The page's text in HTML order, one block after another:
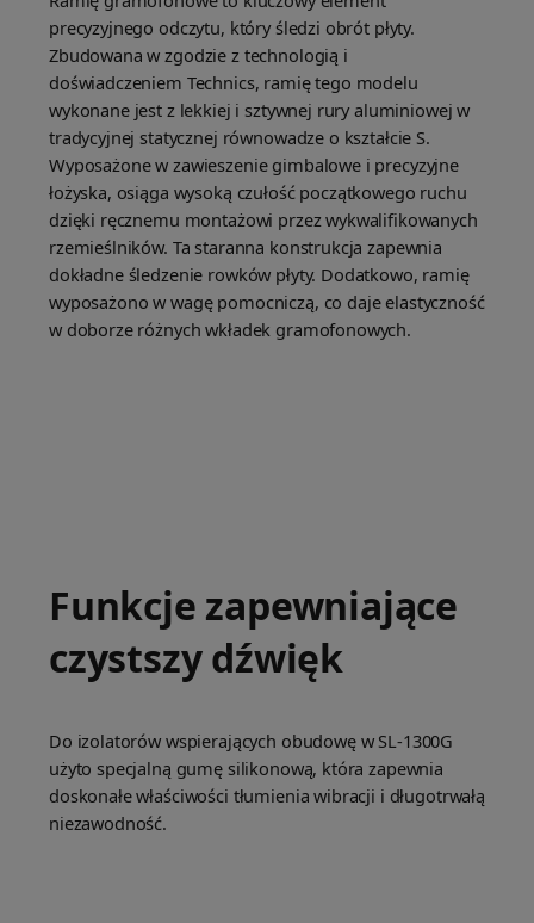
precyzyjnego odczytu, który śledzi obrót płyty.
Zbudowana w zgodzie z technologią i
doświadczeniem Technics, ramię tego modelu
wykonane jest z lekkiej i sztywnej rury aluminiowej w
tradycyjnej statycznej równowadze o kształcie S.
Wyposażone w zawieszenie gimbalowe i precyzyjne
łożyska, osiąga wysoką czułość początkowego ruchu
dzięki ręcznemu montażowi przez wykwalifikowanych
rzemieślników. Ta staranna konstrukcja zapewnia
dokładne śledzenie rowków płyty. Dodatkowo, ramię
wyposażono w wagę pomocniczą, co daje elastyczność
w doborze różnych wkładek gramofonowych.
Funkcje zapewniające
czystszy dźwięk
Do izolatorów wspierających obudowę w SL-1300G
użyto specjalną gumę silikonową, która zapewnia
doskonałe właściwości tłumienia wibracji i długotrwałą
niezawodność.